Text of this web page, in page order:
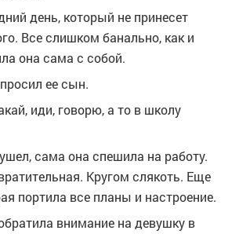
день, который не принесет
Все слишком банально, как и
она сама с собой.
ее сын.
иди, говорю, а то в школу
сама она спешила на работу.
Кругом слякоть. Еще
портила все планы и настроение.
внимание на девушку в